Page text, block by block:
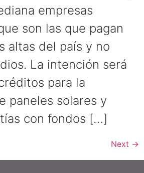
empresas
son las que pagan
altas del país y no
La intención será
para la
paneles solares y
con fondos […]
Next →